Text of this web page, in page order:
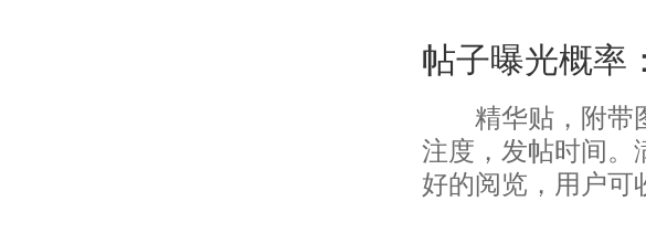
帖子曝光概率：
精华贴，附带
注度，发帖时间。
好的阅览，用户可